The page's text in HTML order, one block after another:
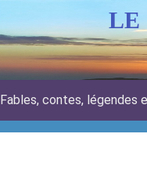
LE
Fables, contes, légendes